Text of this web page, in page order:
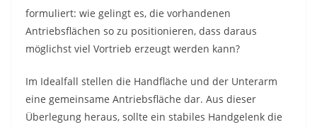
formuliert: wie gelingt es, die vorhandenen
Antriebsflächen so zu positionieren, dass daraus
möglichst viel Vortrieb erzeugt werden kann?
Im Idealfall stellen die Handfläche und der Unterarm
eine gemeinsame Antriebsfläche dar. Aus dieser
Überlegung heraus, sollte ein stabiles Handgelenk die